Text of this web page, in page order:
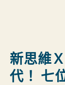
新思維
代！ 七